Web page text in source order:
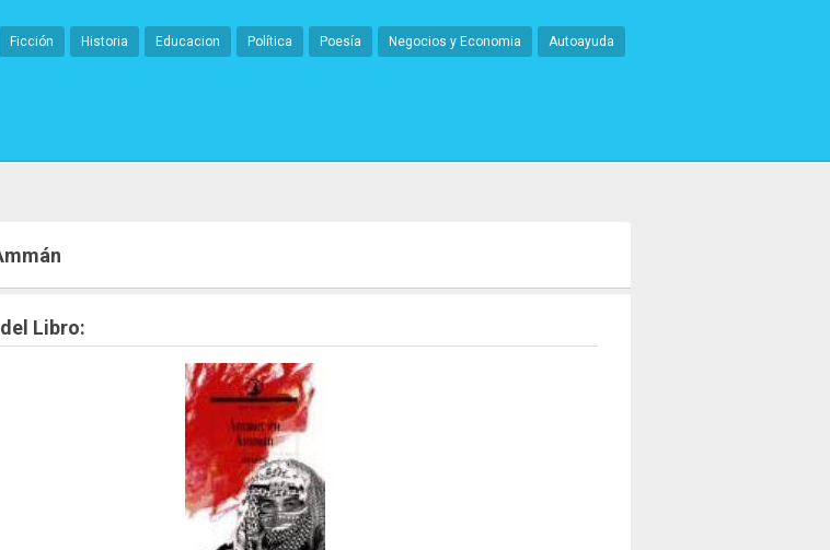
Ficción Historia Educacion Política Poesía Negocios y Economia Autoayuda
Libro: